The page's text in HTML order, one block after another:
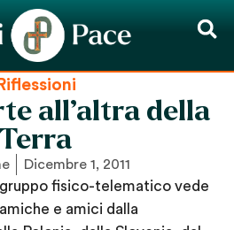
Riflessioni
all’altra della
Terra
Dicembre 1, 2011
gruppo fisico-telematico vede
e amici dalla